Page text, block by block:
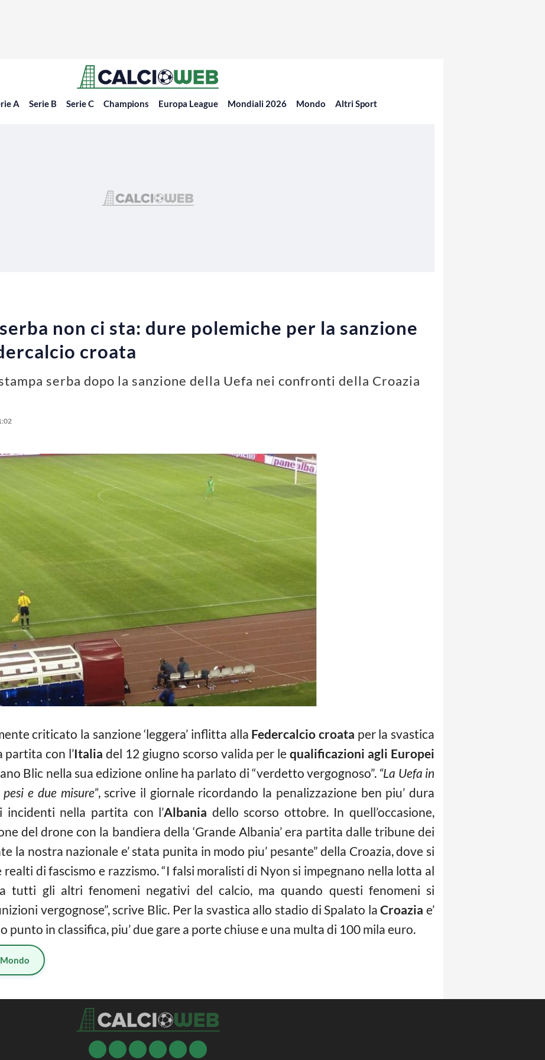
A Serie B Serie C Champions Europa League Mondiali 2026 Mondo Altri Sport
non ci sta: dure polemiche per la sanzione
croata
serba dopo la sanzione della Uefa nei confronti della Croazia
criticato la sanzione ‘leggera’ inflitta alla Federcalcio croata per la svastica
partita con l’Italia del 12 giugno scorso valida per lequalificazioni agli Europei
Blic nella sua edizione online ha parlato di “verdetto vergognoso”. “La Uefa in
e due misure”, scrive il giornale ricordando la penalizzazione ben piu’ dura
incidenti nella partita con l’Albania dello scorso ottobre. In quell’occasione,
del drone con la bandiera della ‘Grande Albania’ era partita dalle tribune dei
la nostra nazionale e’ stata punita in modo piu’ pesante” della Croazia, dove si
di fascismo e razzismo. “I falsi moralisti di Nyon si impegnano nella lotta al
tutti gli altri fenomeni negativi del calcio, ma quando questi fenomeni si
vergognose”, scrive Blic. Per la svastica allo stadio di Spalato laCroazia e’
punto in classifica, piu’ due gare a porte chiuse e una multa di 100 mila euro.
Mondo